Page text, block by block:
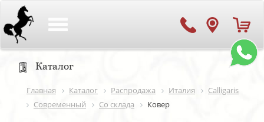
Каталог
Главная Каталог Распродажа Италия
Calligaris
Современный
Со склада Ковер